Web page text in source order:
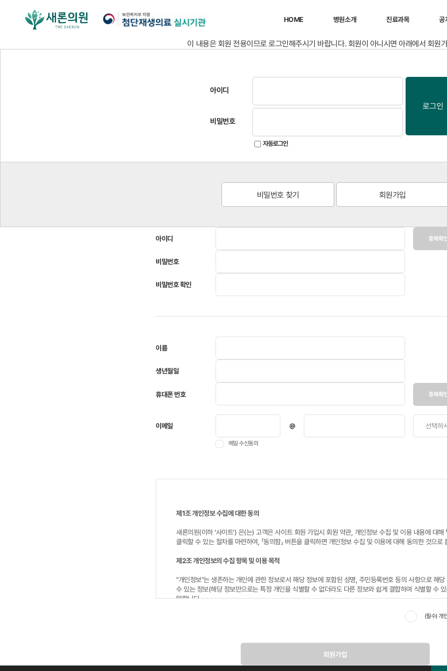
HOME 병원소개 진료과목 공
이 내용은 회원 전용이므로 로그인해주시기 바랍니다. 회원이 아니시면 아래에서 회원
아이디
비밀번호
자동로그인
로그인
비밀번호 찾기 회원가입
아이디 중복확
비밀번호*
비밀번호 확인
이름*
생년월일
휴대폰 번호* 중복확
이메일
메일 수신동의
제1조 개인정보 수집에 대한 동의
새론의원(이하 ‘사이트’) 은(는) 고객은 사이트 회원 가입시 회원 약관, 개인정보 수집 및 이용 내용에 대해
클릭할 수 있는 절차를 마련하여, 「동의함」 버튼을 클릭하면 개인정보 수집 및 이용에 대해 동의한 것으로
제2조 개인정보의 수집 항목 및 이용 목적
"개인정보"는 생존하는 개인에 관한 정보로서 해당 정보에 포함된 성명, 주민등록번호 등의 사항으로 해당
수 있는 정보(해당 정보만으로는 특정 개인을 식별할 수 없더라도 다른 정보와 쉽게 결합하여 식별할 수
말합니다.
(필수) 개